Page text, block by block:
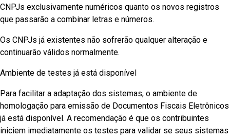
CNPJs exclusivamente numéricos quanto os novos registros
que passarão a combinar letras e números.
Os CNPJs já existentes não sofrerão qualquer alteração e
continuarão válidos normalmente.
Ambiente de testes já está disponível
Para facilitar a adaptação dos sistemas, o ambiente de
homologação para emissão de Documentos Fiscais Eletrônicos
já está disponível. A recomendação é que os contribuintes
iniciem imediatamente os testes para validar se seus sistemas